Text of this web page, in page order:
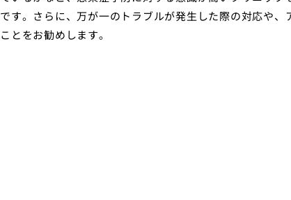
です。さらに、万が一のトラブルが発生した際の対応や
ことをお勧めします。